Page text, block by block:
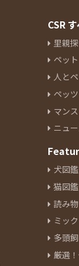
CSR
里親
ペッ
人と
ペッ
マン
ニュ
犬図鑑
猫図鑑
読み
ミッ
多頭
厳選